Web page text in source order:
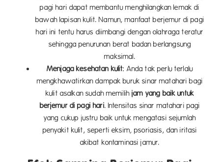
pagi hari dapat membantu menghilangkan lemak di
bawah lapisan kulit. Namun, manfaat berjemur di pagi
hari ini tentu harus diimbangi dengan olahraga teratur
sehingga penurunan berat badan berlangsung
maksimal.
Menjaga kesehatan kulit: Anda tak perlu terlalu
mengkhawatirkan dampak buruk sinar matahari bagi
kulit asalkan sudah memilihjam yang baik untuk
berjemur di pagi hari. Intensitas sinar matahari pagi
yang cukup justru baik untuk mengatasi sejumlah
penyakit kulit, seperti eksim,psoriasis, dan iritasi
akibat kontaminasi jamur.